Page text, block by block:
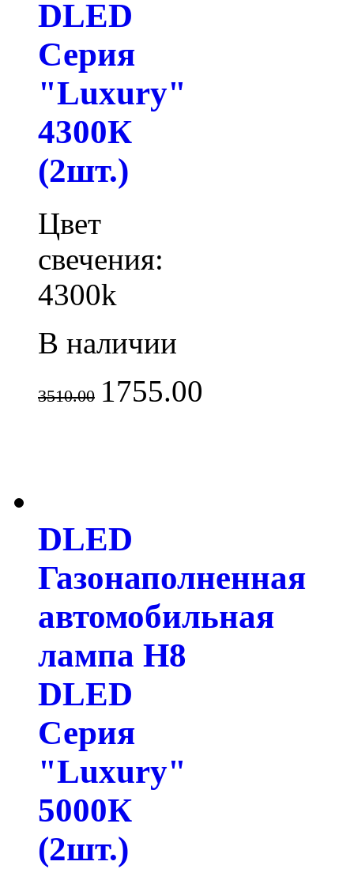
DLED
Серия
"Luxury"
4300К
(2шт.)
Цвет
свечения:
4300k
В наличии
3510.00 1755.00
DLED
Газонаполненная
автомобильная
лампа H8
DLED
Серия
"Luxury"
5000К
(2шт.)